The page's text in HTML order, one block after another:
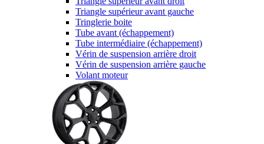
Triangle supérieur avant gauche
Tringlerie boite
Tube avant (échappement)
Tube intermédiaire (échappement)
Vérin de suspension arrière droit
Vérin de suspension arrière gauche
Volant moteur